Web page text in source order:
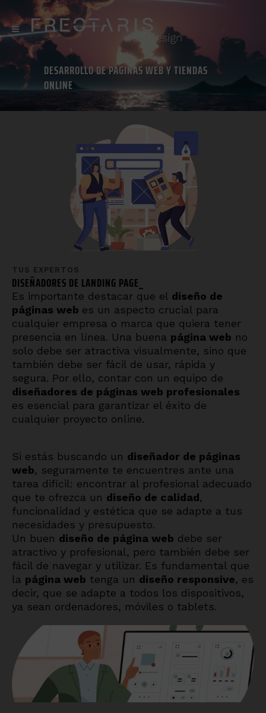
DESARROLLO DE PÁGINAS WEB Y TIENDAS
ONLINE
TUS EXPERTOS
DISEÑADORES DE PÁGINAS _
Es importante destacar que el diseño de
páginas web es un aspecto crucial para
cualquier empresa o marca que quiera tener
presencia en línea. Una buena página web no
solo debe ser atractiva visualmente, sino que
también debe ser fácil de usar, rápida y
segura. Por ello, contar con un equipo de
diseñadores de páginas web profesionales
es esencial para garantizar el éxito de
cualquier proyecto online.
Si estás buscando un diseñador de páginas
web, seguramente te encuentres ante una
tarea difícil: encontrar al profesional adecuado
que te ofrezca un diseño de calidad,
funcionalidad y estética que se adapte a tus
necesidades y presupuesto.
Un buen diseño de página web debe ser
atractivo y profesional, pero también debe ser
fácil de navegar y utilizar. Es fundamental que
la página web tenga un diseño responsive, es
decir, que se adapte a todos los dispositivos,
ya sean ordenadores, móviles o tablets.